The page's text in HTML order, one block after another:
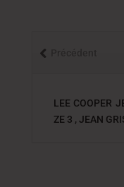
LEE COOPER
ZE 3 , JEAN